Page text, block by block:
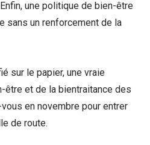
une politique de bien-être
sans un renforcement de la
sur le papier, une vraie
être et de la bientraitance des
en novembre pour entrer
de route.